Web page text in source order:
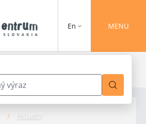
En MENU
/ Aktuality